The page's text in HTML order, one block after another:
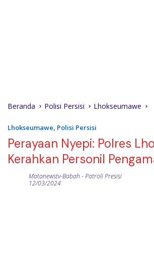
Beranda Polisi Persisi Lhokseumawe
Lhokseumawe, Polisi Persisi
Perayaan Nyepi: Polres
Kerahkan Personil
Matanewstv-Babah -Patroli Presisi
12/03/2024